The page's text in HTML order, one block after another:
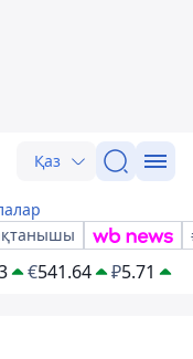
Қаз
€541.64 ₽5.71